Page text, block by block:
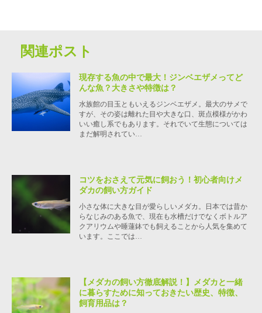
関連ポスト
現存する魚の中で最大！ジンベエザメってど
んな魚？大きさや特徴は？
水族館の目玉ともいえるジンベエザメ。最大のサメで
すが、その姿は離れた目や大きな口、斑点模様がかわ
いい癒し系でもあります。それでいて生態については
まだ解明されてい…
コツをおさえて元気に飼おう！初心者向けメ
ダカの飼い方ガイド
小さな体に大きな目が愛らしいメダカ。日本では昔か
らなじみのある魚で、現在も水槽だけでなくボトルア
クアリウムや睡蓮鉢でも飼えることから人気を集めて
います。ここでは…
【メダカの飼い方徹底解説！】メダカと一緒
に暮らすために知っておきたい歴史、特徴、
飼育用品は？